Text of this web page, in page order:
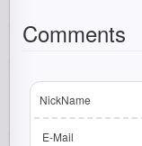
Comments
NickName
E-Mail